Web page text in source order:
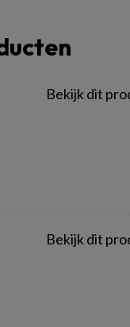
Bekijk dit
Bekijk dit